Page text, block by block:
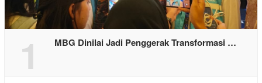
1 MBG Dinilai Jadi Penggerak Transformasi …